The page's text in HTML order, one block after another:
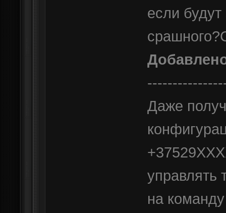
если
Даже
управлять
на